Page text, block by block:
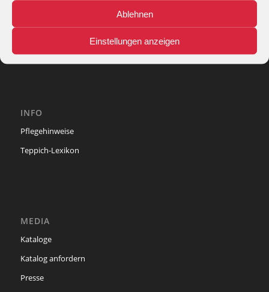
Ablehnen
Einstellungen anzeigen
info@theko-collection.com
INFO
Pflegehinweise
Teppich-Lexikon
MEDIA
Kataloge
Katalog anfordern
Presse